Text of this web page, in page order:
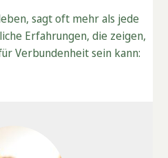
sagt oft mehr als jede
Erfahrungen, die zeigen,
Verbundenheit sein kann: